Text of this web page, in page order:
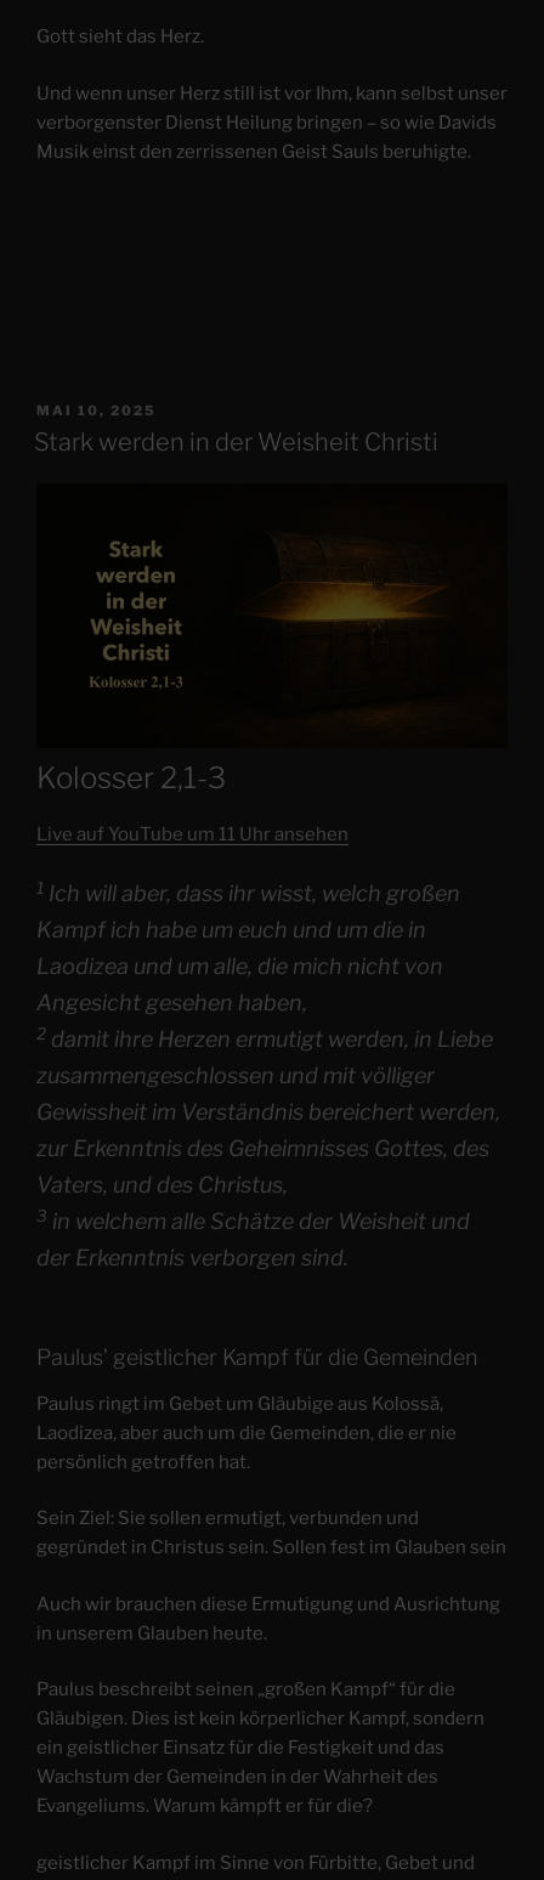
Gott sieht das Herz.
Und wenn unser Herz still ist vor Ihm, kann selbst unser
verborgenster Dienst Heilung bringen – so wie Davids
Musik einst den zerrissenen Geist Sauls beruhigte.
VERÖFFENTLICHT
AM
MAI 10, 2025
Stark werden in der Weisheit Christi
Kolosser 2,1-3
Live auf YouTube um 11 Uhr ansehen
1 Ich will aber, dass ihr wisst, welch großen
Kampf ich habe um euch und um die in
Laodizea und um alle, die mich nicht von
Angesicht gesehen haben,
2 damit ihre Herzen ermutigt werden, in Liebe
zusammengeschlossen und mit völliger
Gewissheit im Verständnis bereichert werden,
zur Erkenntnis des Geheimnisses Gottes, des
Vaters, und des Christus,
3 in welchem alle Schätze der Weisheit und
der Erkenntnis verborgen sind.
Paulus’ geistlicher Kampf für die Gemeinden
Paulus ringt im Gebet um Gläubige aus Kolossä,
Laodizea, aber auch um die Gemeinden, die er nie
persönlich getroffen hat.
Sein Ziel: Sie sollen ermutigt, verbunden und
gegründet in Christus sein. Sollen fest im Glauben sein
Auch wir brauchen diese Ermutigung und Ausrichtung
in unserem Glauben heute.
Paulus beschreibt seinen „großen Kampf“ für die
Gläubigen. Dies ist kein körperlicher Kampf, sondern
ein geistlicher Einsatz für die Festigkeit und das
Wachstum der Gemeinden in der Wahrheit des
Evangeliums. Warum kämpft er für die?
geistlicher Kampf im Sinne von Fürbitte, Gebet und